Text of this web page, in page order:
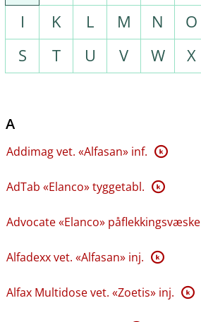
I
K L M N O
S
T U V W X
A
Addimag vet. «Alfasan» inf. K
AdTab «Elanco» tyggetabl. K
Advocate «Elanco» påflekkingsvæske
Alfadexx vet. «Alfasan» inj. K
Alfax Multidose vet. «Zoetis» inj. K